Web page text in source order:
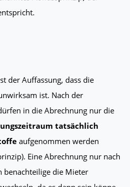
der Auffassung, dass die
ist. Nach der
in die Abrechnung nur die
tatsächlich
aufgenommen werden
Eine Abrechnung nur nach
benachteilige die Mieter